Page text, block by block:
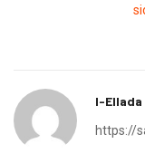
I-Ellada
https://